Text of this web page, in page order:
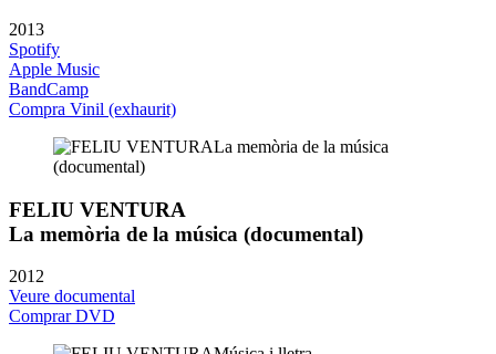
2013
Spotify
Apple Music
BandCamp
Compra Vinil (exhaurit)
FELIU VENTURA
La memòria de la música (documental)
2012
Veure documental
Comprar DVD